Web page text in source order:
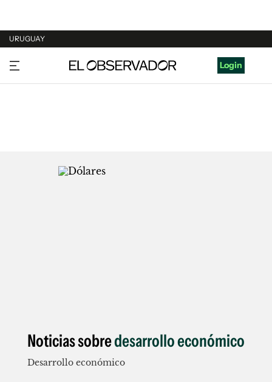
URUGUAY
URUGUAY
ARGENTINA
Login
Noticias sobredesarrollo económico
Desarrollo económico